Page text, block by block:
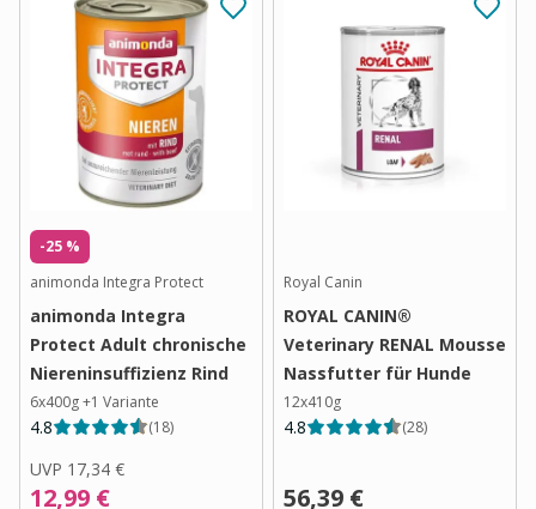
-25 %
animonda Integra Protect
animonda Integra
Protect Adult chronische
Niereninsuffizienz Rind
6x400g+1 Variante
4.8 (18)
UVP 17,34 €
12,99 €
Royal Canin
ROYAL CANIN®
Veterinary RENAL Mousse
Nassfutter für Hunde
12x410g
4.8 (28)
56,39 €